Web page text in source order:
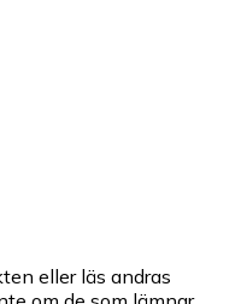
eller läs andras